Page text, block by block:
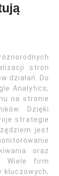
stron
działań. Do
Analytics,
na stronie
Dzięki
strategie
jest
oraz
Wiele firm
kluczowych,